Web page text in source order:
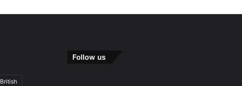
British
Follow us